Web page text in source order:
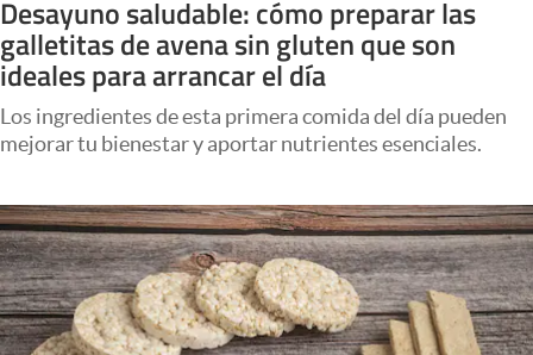
Negocios
Columnistas
Apertura
Clase
Clima
Mundial 2026
Desayuno saludable: cómo preparar las
galletitas de avena sin gluten que son
ideales para arrancar el día
Los ingredientes de esta primera comida del día pueden
mejorar tu bienestar y aportar nutrientes esenciales.